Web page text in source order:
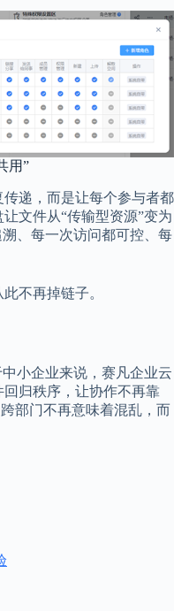
用”
递，而是让每个参与者都
文件从“传输型资源”变为
、每一次访问都可控、每
不再掉链子。
小企业来说，赛凡企业云
归秩序，让协作不再靠
部门不再意味着混乱，而